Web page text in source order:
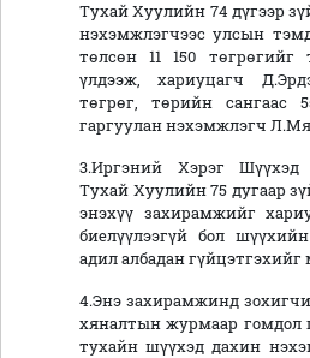
Тухай Хуулийн 74 дүгээр
нэхэмжлэгчээс улсын
төлсөн 11 150 төгрөгийг
үлдээж, хариуцагч
төгрөг, төрийн сангаас
гаргуулан нэхэмжлэгч
3.Иргэний Хэрэг
Тухай Хуулийн 75 дугаар
энэхүү захирамжийг
биелүүлээгүй бол
адил албадан гүйцэтгэхийг
4.Энэ захирамжинд
хяналтын журмаар гомдол
тухайн шүүхэд дахин